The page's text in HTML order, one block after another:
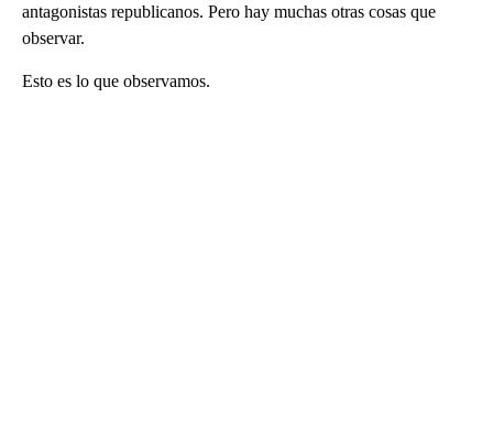
antagonistas republicanos. Pero hay muchas otras cosas que
observar.
Esto es lo que observamos.